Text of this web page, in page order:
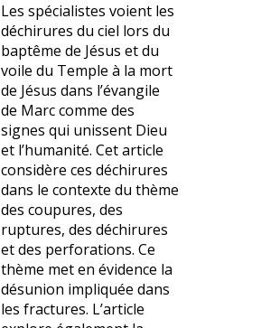
Les spécialistes voient les
déchirures du ciel lors du
baptême de Jésus et du
voile du Temple à la mort
de Jésus dans l’évangile
de Marc comme des
signes qui unissent Dieu
et l’humanité. Cet article
considère ces déchirures
dans le contexte du thème
des coupures, des
ruptures, des déchirures
et des perforations. Ce
thème met en évidence la
désunion impliquée dans
les fractures. L’article